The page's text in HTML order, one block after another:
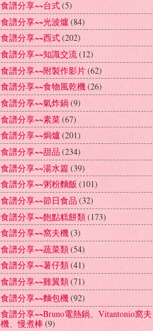
食譜分享~~台式(5)
食譜分享~~光波爐 (84)
食譜分享~~西式(202)
食譜分享~~知識交流(12)
食譜分享~~附製作影片(62)
食譜分享~~食物風乾機(26)
食譜分享~~氣炸鍋(9)
食譜分享~~素菜(67)
食譜分享~~焗爐 (201)
食譜分享~~甜品 (234)
食譜分享~~湯水篇(39)
食譜分享~~粥粉麵飯 (101)
食譜分享~~節日食品 (32)
食譜分享~~飽點糕餅類(173)
食譜分享~~窩夫機(3)
食譜分享~~蔬菜類(54)
食譜分享~~薯仔類(41)
食譜分享~~雞翼類(71)
食譜分享~~麵包機(92)
食譜分享~~Bruno電熱鍋、Vitantonio窩夫
機、慢煮棒(9)